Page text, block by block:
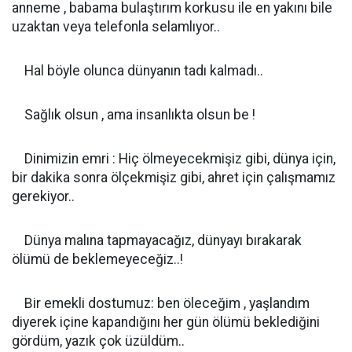
anneme , babama bulaştırım korkusu ile en yakını bile
uzaktan veya telefonla selamlıyor..
Hal böyle olunca dünyanın tadı kalmadı..
Sağlık olsun , ama insanlıkta olsun be !
Dinimizin emri : Hiç ölmeyecekmişiz gibi, dünya için,
bir dakika sonra ölçekmişiz gibi, ahret için çalışmamız
gerekiyor..
Dünya malına tapmayacağız, dünyayı bırakarak
ölümü de beklemeyeceğiz..!
Bir emekli dostumuz: ben öleceğim , yaşlandım
diyerek içine kapandığını her gün ölümü beklediğini
gördüm, yazık çok üzüldüm..